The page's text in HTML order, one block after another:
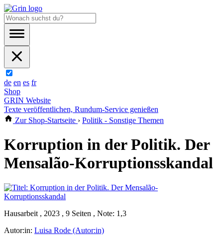
de en es fr
Shop
GRIN Website
Texte veröffentlichen, Rundum-Service genießen
Zur Shop-Startseite › Politik - Sonstige Themen
Korruption in der Politik. Der
Mensalão-Korruptionsskandal
Hausarbeit , 2023 , 9 Seiten , Note: 1,3
Autor:in: Luisa Rode (Autor:in)